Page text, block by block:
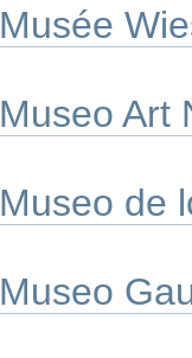
Musée
Museo Art
Museo de
Museo